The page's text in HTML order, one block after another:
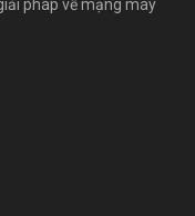
pháp về mạng máy